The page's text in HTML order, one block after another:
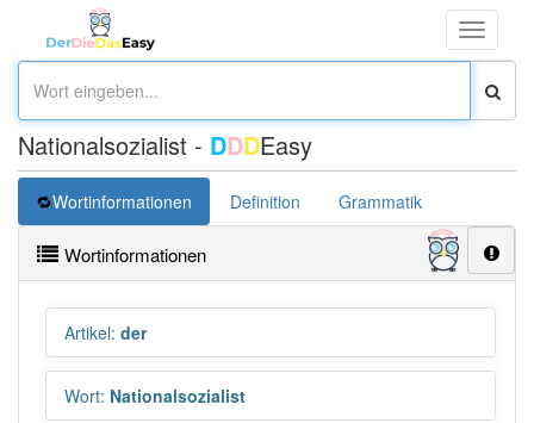
Toggle
Nationalsozialist - DDDEasy
Wortinformationen Definition Grammatik
Wortinformationen
Artikel: der
Wort: Nationalsozialist